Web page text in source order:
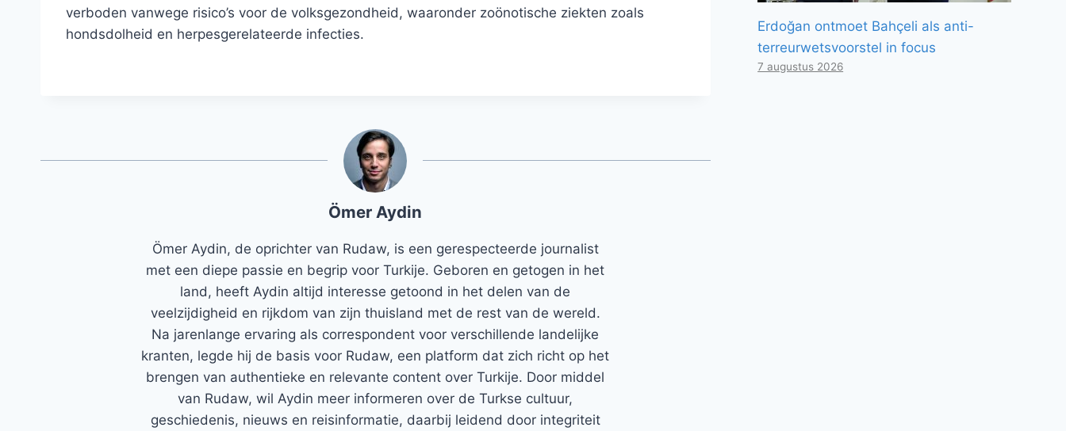
verboden vanwege risico’s voor de volksgezondheid, waaronder zoönotische ziekten zoals
hondsdolheid en herpesgerelateerde infecties.
Ömer Aydin
Ömer Aydin, de oprichter van Rudaw, is een gerespecteerde journalist
met een diepe passie en begrip voor Turkije. Geboren en getogen in het
land, heeft Aydin altijd interesse getoond in het delen van de
veelzijdigheid en rijkdom van zijn thuisland met de rest van de wereld.
Na jarenlange ervaring als correspondent voor verschillende landelijke
kranten, legde hij de basis voor Rudaw, een platform dat zich richt op het
brengen van authentieke en relevante content over Turkije. Door middel
van Rudaw, wil Aydin meer informeren over de Turkse cultuur,
geschiedenis, nieuws en reisinformatie, daarbij leidend door integriteit
Erdoğan ontmoet Bahçeli als anti-
terreurwetsvoorstel in focus
7 augustus 2026